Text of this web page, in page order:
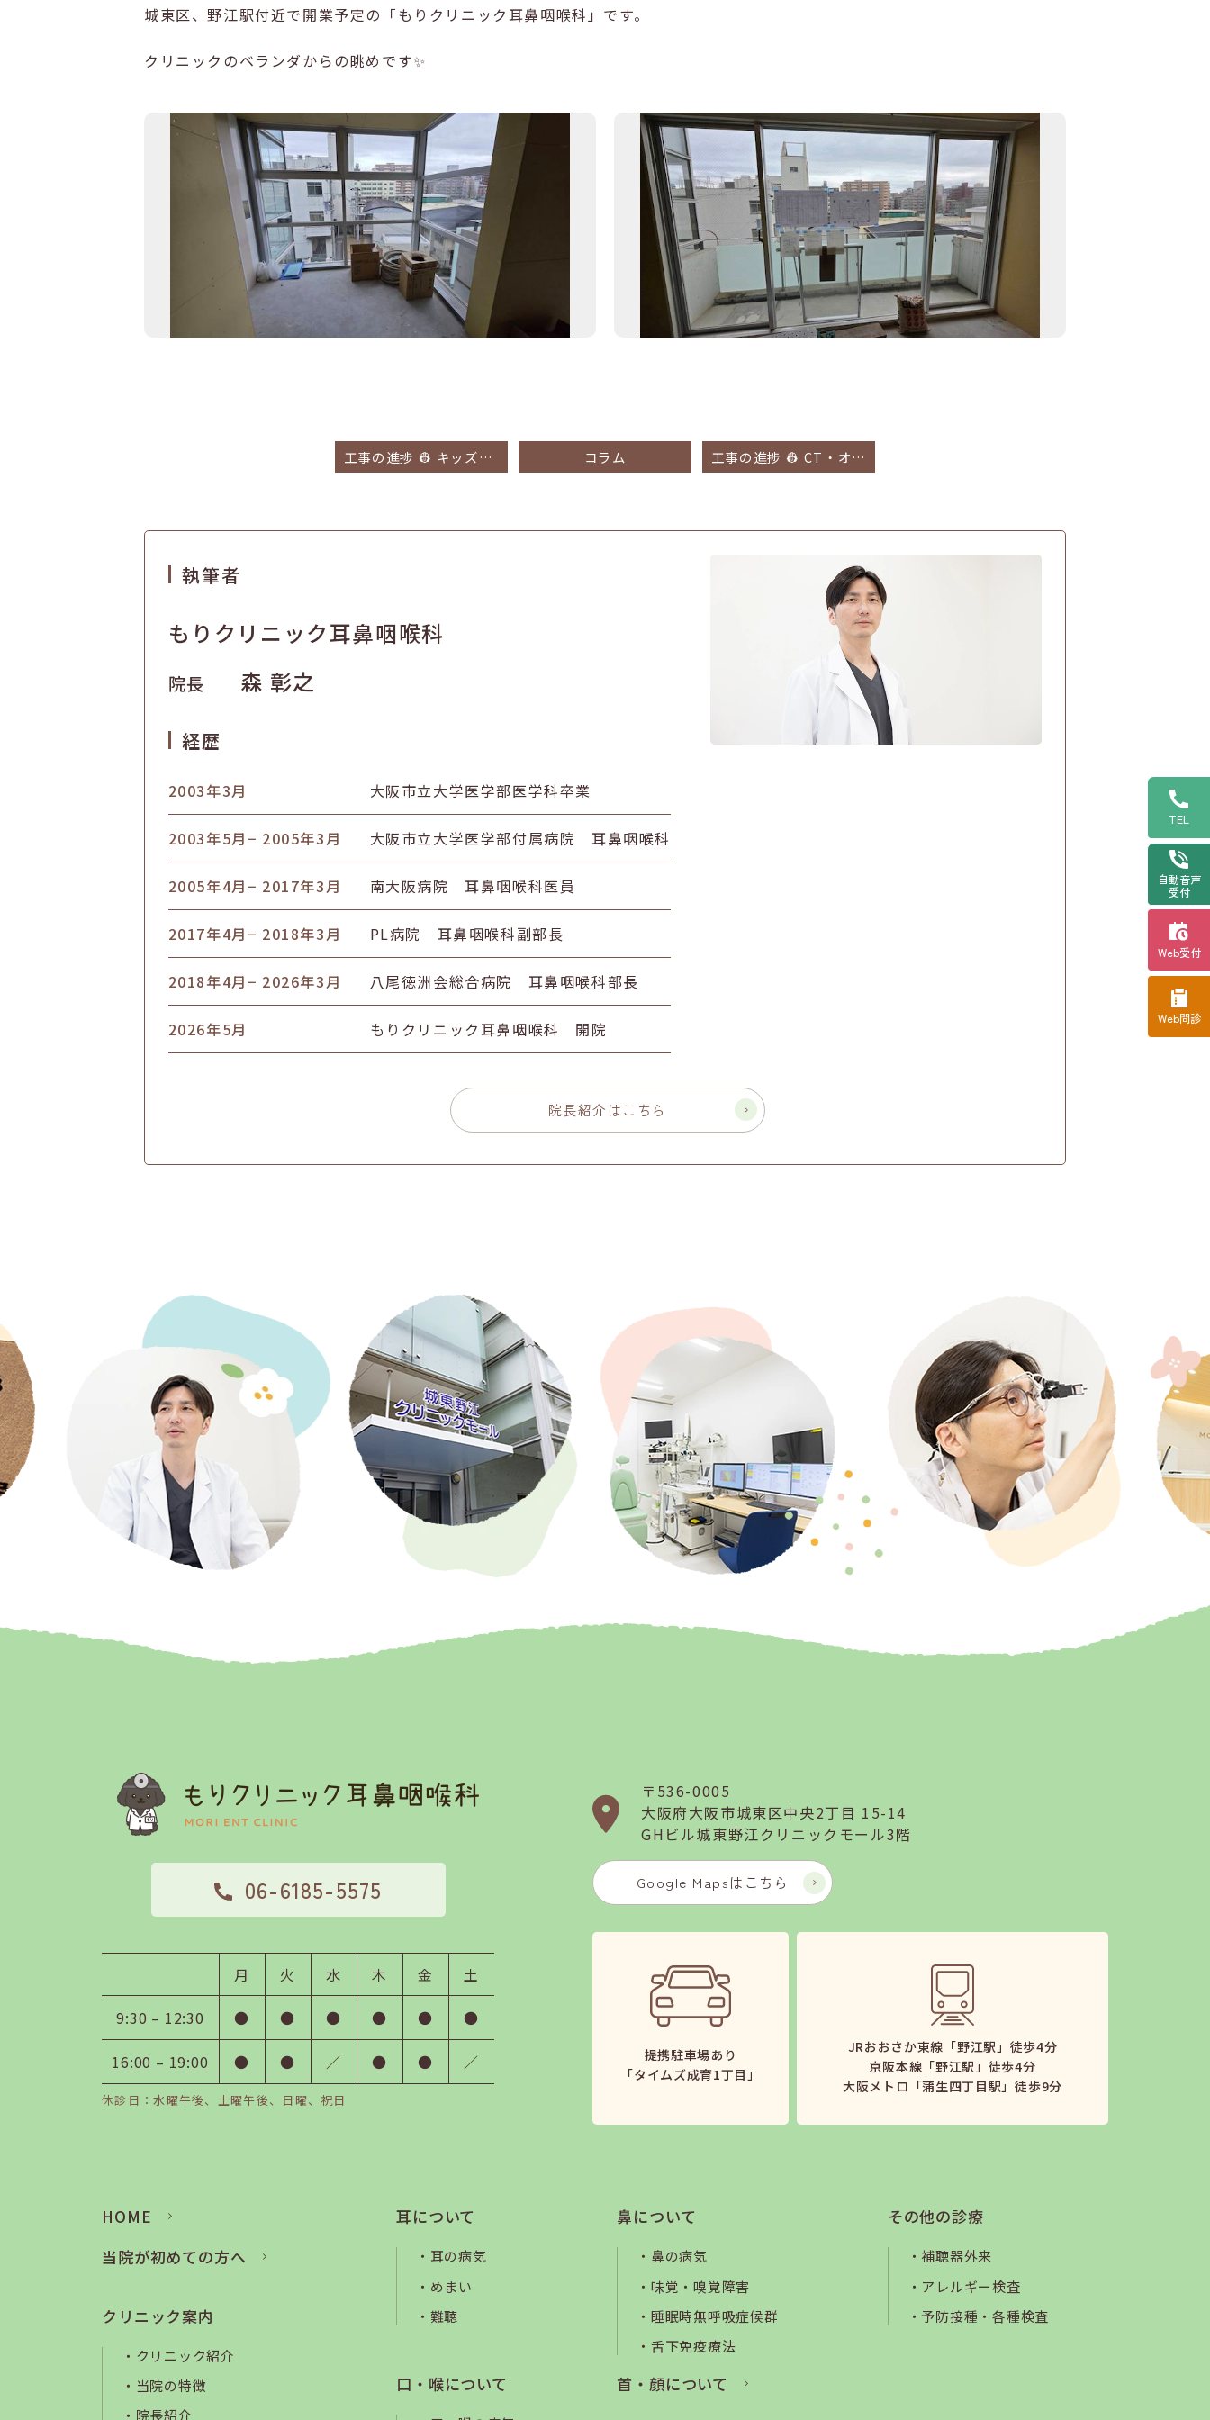
城東区、野江駅付近で開業予定の「もりクリニック耳鼻咽喉科」です。
クリニックのベランダからの眺めです✨
工事の進捗 👷 キッズスペース・患者様のお手洗い・ネブライザースペースの様子 コラム 工事の進捗 👷 CT・オージオスペース・検査室・診察室の様子
執筆者
もりクリニック耳鼻咽喉科
院長 森 彰之
経歴
2003年3月 大阪市立大学医学部医学科卒業
2003年5月 − 2005年3月 大阪市立大学医学部付属病院 耳鼻咽喉科
2005年4月 − 2017年3月 南大阪病院 耳鼻咽喉科医員
2017年4月 − 2018年3月 PL病院 耳鼻咽喉科副部長
2018年4月 − 2026年3月 八尾徳洲会総合病院 耳鼻咽喉科部長
2026年5月 もりクリニック耳鼻咽喉科 開院
院長紹介はこちら
06-6185-5575
月 火 水 木 金
土
9:30 – 12:30
● ● ● ● ● ●
16:00 – 19:00 ● ● ／ ● ● ／
休診日：水曜午後、土曜午後、日曜、祝日
〒536-0005
大阪府大阪市城東区中央2丁目 15-14
GHビル城東野江クリニックモール3階
Google Mapsはこちら
提携駐車場あり
「タイムズ成育1丁目」
JRおおさか東線「野江駅」徒歩4分
京阪本線「野江駅」徒歩4分
大阪メトロ「蒲生四丁目駅」徒歩9分
HOME
当院が初めての方へ
クリニック案内
クリニック紹介
当院の特徴
院長紹介
耳について
耳の病気
めまい
難聴
鼻について
鼻の病気
味覚・嗅覚障害
睡眠時無呼吸症候群
舌下免疫療法
その他の診療
補聴器外来
アレルギー検査
予防接種・各種検査
口・喉について 首・顔について
TEL
自動音声
受付
Web受付
Web問診